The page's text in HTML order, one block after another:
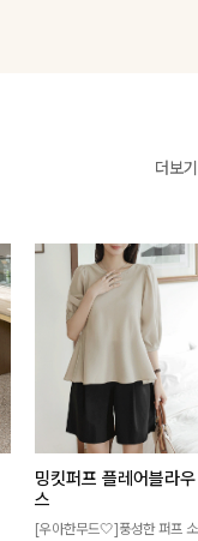
더보기
밍킷퍼프 플레어블라우
스
[우아한무드🤍]풍성한 퍼프 소